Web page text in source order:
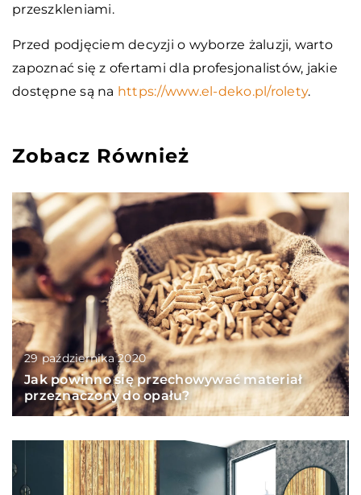
przeszkleniami.
Przed podjęciem decyzji o wyborze żaluzji, warto
zapoznać się z ofertami dla profesjonalistów, jakie
dostępne są na https://www.el-deko.pl/rolety.
Zobacz Również
29 października 2020
Jak powinno się przechowywać materiał
przeznaczony do opału?